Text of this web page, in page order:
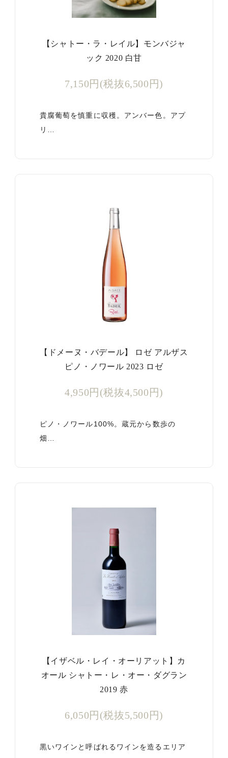
【シャトー・ラ・レイル】モンバジャ
ック 2020 白甘
7,150円(税抜6,500円)
貴腐葡萄を慎重に収穫。アンバー色。アプ
リ…
【ドメーヌ・バデール】 ロゼ アルザス
ピノ・ノワール 2023 ロゼ
4,950円(税抜4,500円)
ピノ・ノワール100%。蔵元から数歩の
畑…
【イザベル・レイ・オーリアット】カ
オール シャトー・レ・オー・ダグラン
2019 赤
6,050円(税抜5,500円)
黒いワインと呼ばれるワインを造るエリア